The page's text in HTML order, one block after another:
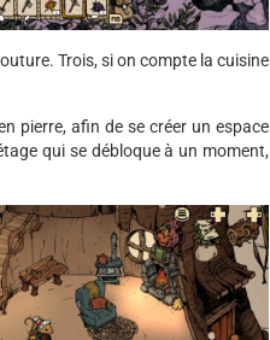
Trois, si on compte la cuisine
pierre, afin de se créer un espace
qui se débloque à un moment,